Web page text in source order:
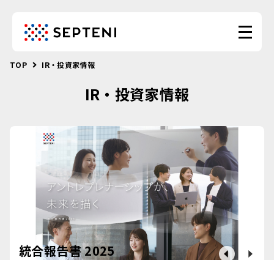
TOP IR・投資家情報
IR・投資家情報
統合報告書 2025